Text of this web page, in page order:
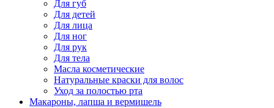
Для губ
Для детей
Для лица
Для ног
Для рук
Для тела
Масла косметические
Натуральные краски для волос
Уход за полостью рта
Макароны, лапша и вермишель